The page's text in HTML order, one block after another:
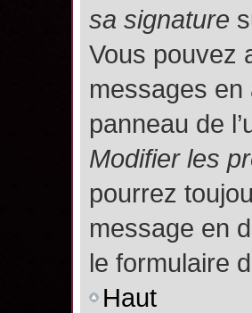
sa signature
Vous pouvez
messages
panneau de
Modifier les
pourrez
message en
le formulaire
Haut